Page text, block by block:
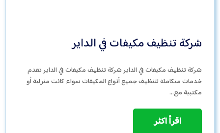
شركة تنظيف مكيفات في الداير
شركة تنظيف مكيفات في الداير شركة تنظيف مكيفات في الداير تقدم
خدمات متكاملة لتنظيف جميع أنواع المكيفات سواء كانت منزلية أو
مكتبية مع…
اقرأ اكثر